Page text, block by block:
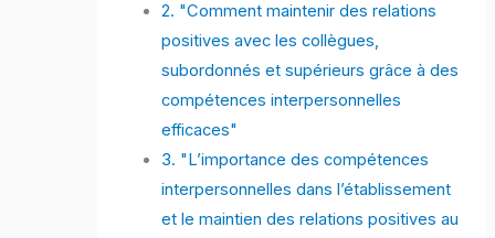
2. "Comment maintenir des relations
positives avec les collègues,
subordonnés et supérieurs grâce à des
compétences interpersonnelles
efficaces"
3. "L’importance des compétences
interpersonnelles dans l’établissement
et le maintien des relations positives au